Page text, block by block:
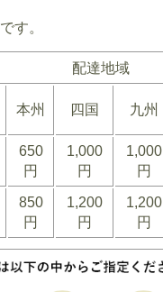
す。
配達地域
本州 四国 九州
650
円
1,000
円
1,000
円
850
円
1,200
円
1,200
円